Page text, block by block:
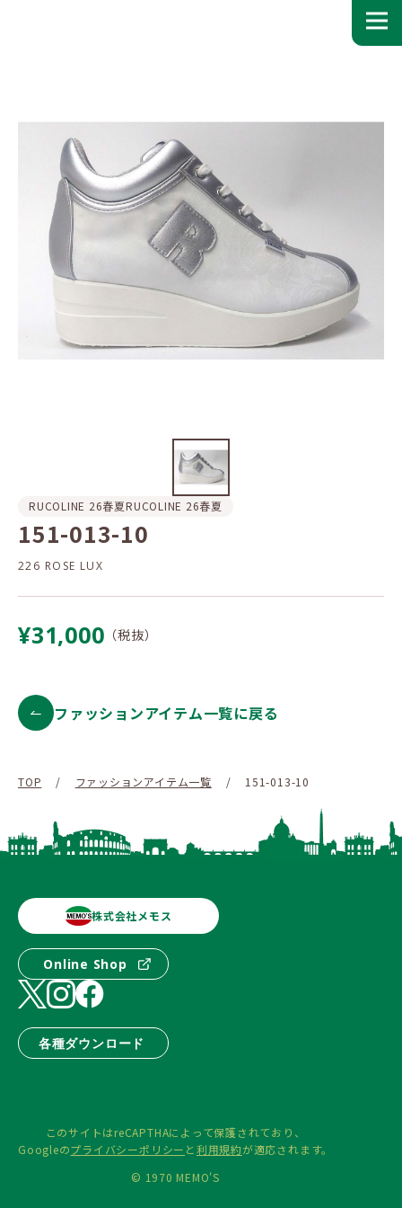
RUCOLINE 26春夏RUCOLINE 26春夏
151-013-10
226 ROSE LUX
¥31,000 （税抜）
ファッションアイテム一覧に戻る
TOP / ファッションアイテム一覧 / 151-013-10
株式会社メモス
Online Shop
各種ダウンロード
このサイトはreCAPTHAによって保護されており、
Googleのプライバシーポリシー と利用規約が適応されます。
© 1970 MEMO'S